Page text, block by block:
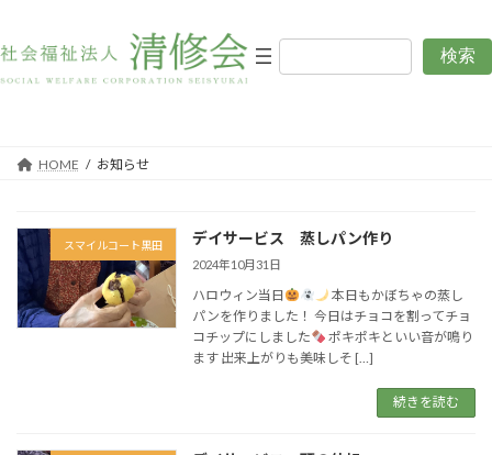
テ
ン
ゲ
ー
検索
お知らせ
HOME お知らせ
スマイルコート黒田 デイサービス 蒸しパン作り
2024年10月31日
ハロウィン当日
本日もかぼちゃの蒸し
パンを作りました！ 今日はチョコを割ってチョ
コチップにしました
ポキポキといい音が鳴り
ます 出来上がりも美味しそ […]
続きを読む